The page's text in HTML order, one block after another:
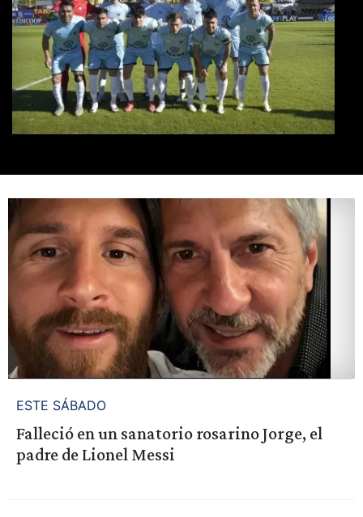
ESTE SÁBADO
Falleció en un sanatorio rosarino Jorge, el
padre de Lionel Messi